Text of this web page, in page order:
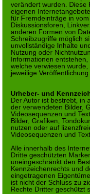
verändert wurden. Diese
eigenen
für Fremdeinträge in
Diskussionsforen,
anderen Formen von
Schreibzugriffe möglich
unvollständige Inhalte
Nutzung oder
Informationen
welche verwiesen
jeweilige
Urheber- und
Der Autor ist bestrebt, in
der verwendeten Bilder,
Videosequenzen und
Bilder, Grafiken,
nutzen oder auf
Videosequenzen und
Alle innerhalb des
Dritte geschützten
uneingeschränkt den
Kennzeichenrechts und
eingetragenen
ist nicht der Schluss zu
Rechte Dritter geschützt